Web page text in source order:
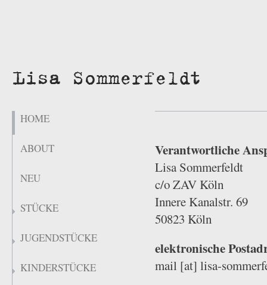
HOME
ABOUT
NEU
STÜCKE
JUGENDSTÜCKE
KINDERSTÜCKE
Verantwortliche
Lisa Sommerfeldt
c/o ZAV Köln
Innere Kanalstr. 69
50823 Köln
elektronische
mail [at] lisa-